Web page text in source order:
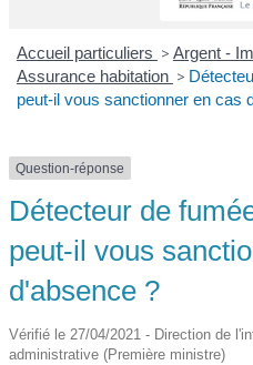
Accueil particuliers > Argent -
Assurance habitation >
peut-il vous sanctionner en cas
Question-réponse
Détecteur de
peut-il vous
d'absence ?
Vérifié le 27/04/2021 - Direction de
administrative (Première ministre)